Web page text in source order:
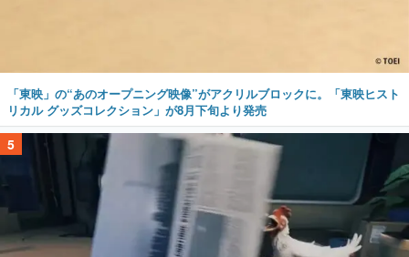
「東映」の“あのオープニング映像”がアクリルブロックに。「東映ヒスト
リカル グッズコレクション」が8月下旬より発売
5